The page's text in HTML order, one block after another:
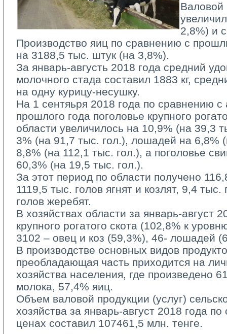
Валовой
2,8%) и
Производство яиц по сравнению с
на 3188,5 тыс. штук (на 3,8%).
За январь-августь 2018 года средний
молочного стада составил 1883 кг,
на одну курицу-несушку.
На 1 сентяьря 2018 года по сравнению
прошлого года поголовье крупного
области увеличилось на 10,9% (на 39,3
3% (на 91,7 тыс. гол.), лошадей на 6,8%
8,8% (на 112,1 тыс. гол.), а поголовье
60,3% (на 19,5 тыс. гол.).
За этот период по области получено
1119,5 тыс. голов ягнят и козлят, 9,4
голов жеребят.
В хозяйствах области за январь-август
крупного рогатого скота (102,8% к
3102 – овец и коз (59,3%), 46- лошадей
В производстве основных видов
преобладающая часть приходится на
хозяйства населения, где произведено
молока, 57,4% яиц.
Объем валовой продукции (услуг)
хозяйства за январь-август 2018 года
ценах составил 107461,5 млн. тенге.